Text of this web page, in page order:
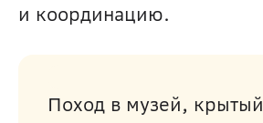
и координацию.
Поход в музей, крытый